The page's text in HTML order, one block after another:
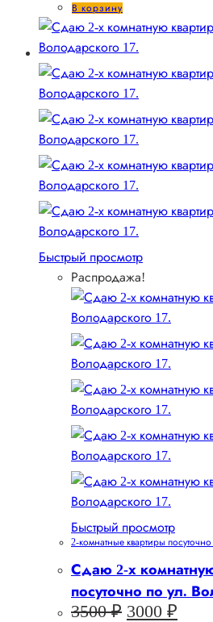
В корзину
Быстрый просмотр
Распродажа!
Быстрый просмотр
2-комнатные квартиры
Сдаю 2-х
посуточно по ул.
3500₽ 3000 ₽